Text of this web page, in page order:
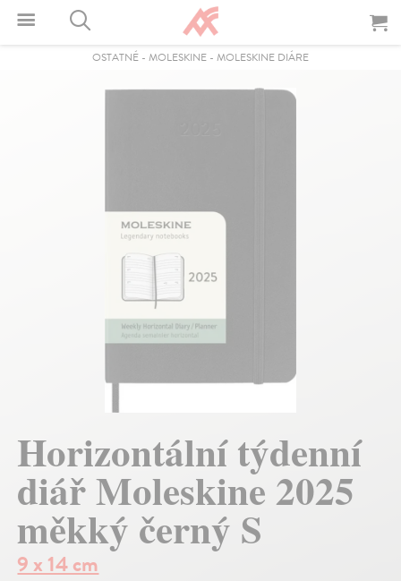
OSTATNÉ - MOLESKINE - MOLESKINE DIÁRE
Horizontální týdenní
diář Moleskine 2025
měkký černý S
9 x 14 cm